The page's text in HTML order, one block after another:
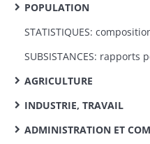
POPULATION
AGRICULTURE
INDUSTRIE, TRAVAIL
ADMINISTRATION ET